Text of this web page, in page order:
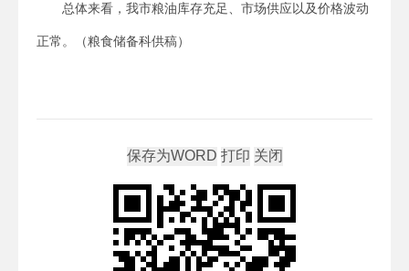
总体来看，我市粮油库存充足、市场供应以及价格波动
正常。（粮食储备科供稿）